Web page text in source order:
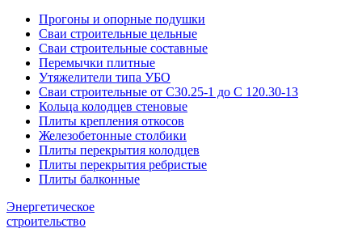
Прогоны и опорные подушки
Сваи строительные цельные
Сваи строительные составные
Перемычки плитные
Утяжелители типа УБО
Сваи строительные от С30.25-1 до С 120.30-13
Кольца колодцев стеновые
Плиты крепления откосов
Железобетонные столбики
Плиты перекрытия колодцев
Плиты перекрытия ребристые
Плиты балконные
Энергетическое
строительство